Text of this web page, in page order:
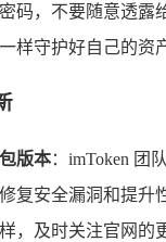
码，不要随意透露
样守护好自己的资
版本：imToken 团
复安全漏洞和提升
，及时关注官网的